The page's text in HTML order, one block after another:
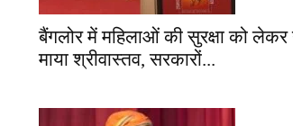
बैंगलोर में महिलाओं की सुरक्षा को लेकर
माया श्रीवास्तव, सरकारों...